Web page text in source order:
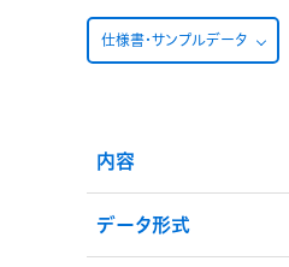
仕様書・サンプルデータ
内容
データ形式